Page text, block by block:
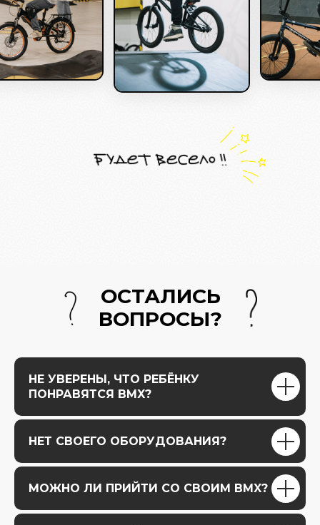
ОСТАЛИСЬ
ВОПРОСЫ?
НЕ УВЕРЕНЫ, ЧТО РЕБЁНКУ
ПОНРАВЯТСЯ BMX?
НЕТ СВОЕГО ОБОРУДОВАНИЯ?
МОЖНО ЛИ ПРИЙТИ СО СВОИМ BMX?